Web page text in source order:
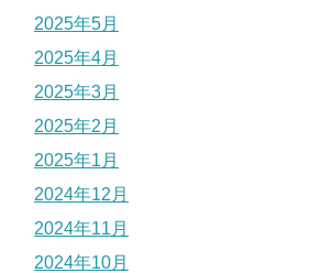
2025年5月
2025年4月
2025年3月
2025年2月
2025年1月
2024年12月
2024年11月
2024年10月